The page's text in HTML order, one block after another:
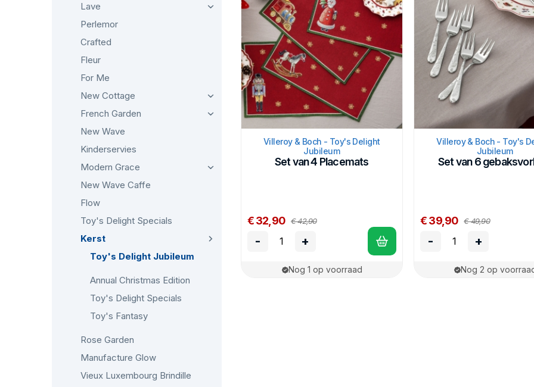
Lave
Perlemor
Crafted
Fleur
For Me
New Cottage
French Garden
New Wave
Kinderservies
Modern Grace
New Wave Caffe
Flow
Toy's Delight Specials
Kerst
Toy's Delight Jubileum
Annual Christmas Edition
Toy's Delight Specials
Toy's Fantasy
Rose Garden
Manufacture Glow
Vieux Luxembourg Brindille
Villeroy & Boch - Toy's Delight
Jubileum
Set van 4 Placemats
€ 32,90 € 42,90
- +
Nog 1 op voorraad
Villeroy & Boch - Toy's
Jubileum
Set van 6
€ 39,90 € 49,90
- +
Nog 2 op